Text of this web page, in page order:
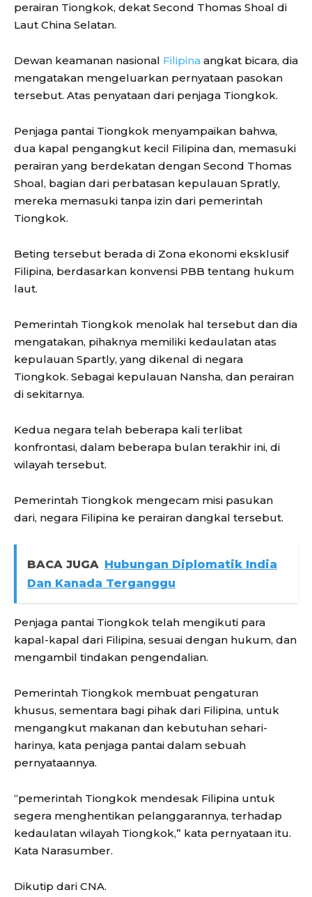
perairan Tiongkok, dekat Second Thomas Shoal di
Laut China Selatan.
Dewan keamanan nasional Filipina angkat bicara, dia
mengatakan mengeluarkan pernyataan pasokan
tersebut. Atas penyataan dari penjaga Tiongkok.
Penjaga pantai Tiongkok menyampaikan bahwa,
dua kapal pengangkut kecil Filipina dan, memasuki
perairan yang berdekatan dengan Second Thomas
Shoal, bagian dari perbatasan kepulauan Spratly,
mereka memasuki tanpa izin dari pemerintah
Tiongkok.
Beting tersebut berada di Zona ekonomi eksklusif
Filipina, berdasarkan konvensi PBB tentang hukum
laut.
Pemerintah Tiongkok menolak hal tersebut dan dia
mengatakan, pihaknya memiliki kedaulatan atas
kepulauan Spartly, yang dikenal di negara
Tiongkok. Sebagai kepulauan Nansha, dan perairan
di sekitarnya.
Kedua negara telah beberapa kali terlibat
konfrontasi, dalam beberapa bulan terakhir ini, di
wilayah tersebut.
Pemerintah Tiongkok mengecam misi pasukan
dari, negara Filipina ke perairan dangkal tersebut.
BACA JUGA Hubungan Diplomatik India
Dan Kanada Terganggu
Penjaga pantai Tiongkok telah mengikuti para
kapal-kapal dari Filipina, sesuai dengan hukum, dan
mengambil tindakan pengendalian.
Pemerintah Tiongkok membuat pengaturan
khusus, sementara bagi pihak dari Filipina, untuk
mengangkut makanan dan kebutuhan sehari-
harinya, kata penjaga pantai dalam sebuah
pernyataannya.
“pemerintah Tiongkok mendesak Filipina untuk
segera menghentikan pelanggarannya, terhadap
kedaulatan wilayah Tiongkok,” kata pernyataan itu.
Kata Narasumber.
Dikutip dari CNA.